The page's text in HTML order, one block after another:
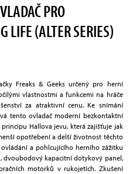
PRO
LIFE (ALTER SERIES)
Freaks & Geeks určený pro herní
vlastnostmi a funkcemi na hráče
za atraktivní cenu. Ke snímání
tento ovladač moderní bezkontaktní
Hallova jevu, která zajišťuje jak
opotřebení a delší životnost těchto
a pohlcujícího herního zážitku
dvoubodový kapacitní dotykový panel,
motorků v rukojetích. Zkušení